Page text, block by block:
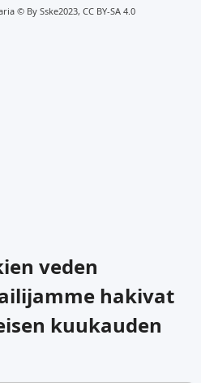
© By Sske2023, CC BY-SA 4.0
veden
hakivat
kuukauden